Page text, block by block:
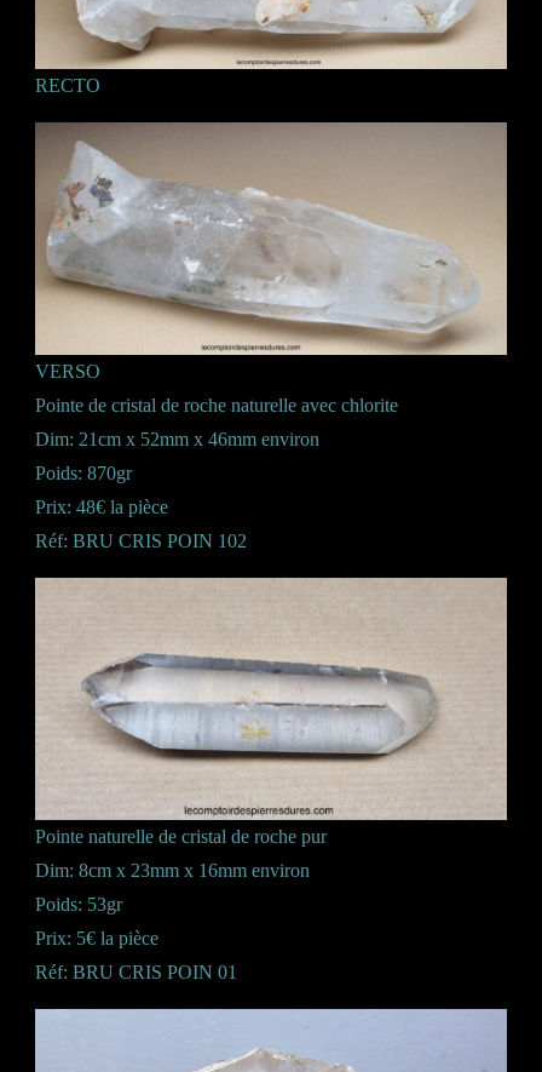
RECTO
VERSO
Pointe de cristal de roche naturelle avec chlorite
Dim: 21cm x 52mm x 46mm environ
Poids: 870gr
Prix: 48€ la pièce
Réf: BRU CRIS POIN 102
Pointe naturelle de cristal de roche pur
Dim: 8cm x 23mm x 16mm environ
Poids: 53gr
Prix: 5€ la pièce
Réf: BRU CRIS POIN 01